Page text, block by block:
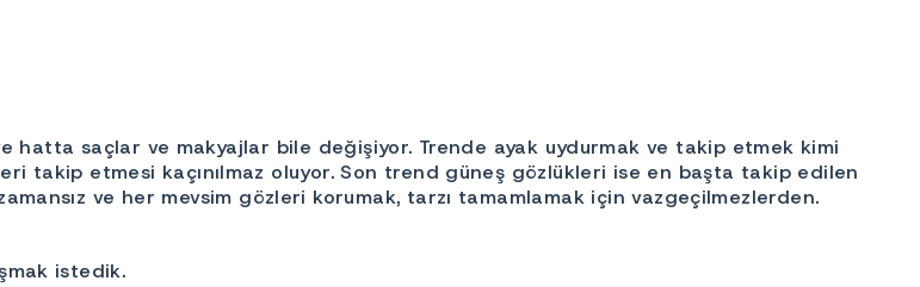
saçlar ve makyajlar bile değişiyor. Trende ayak uydurmak ve takip etmek kimi
takip etmesi kaçınılmaz oluyor. Son trend güneş gözlükleri ise en başta takip edilen
ve her mevsim gözleri korumak, tarzı tamamlamak için vazgeçilmezlerden.
istedik.